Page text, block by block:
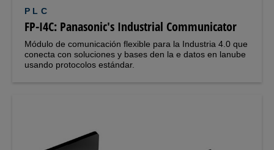
PLC
FP-I4C: Panasonic's Industrial Communicator
Módulo de comunicación flexible para la Industria 4.0 que
conecta con soluciones y bases den la e datos en lanube
usando protocolos estándar.